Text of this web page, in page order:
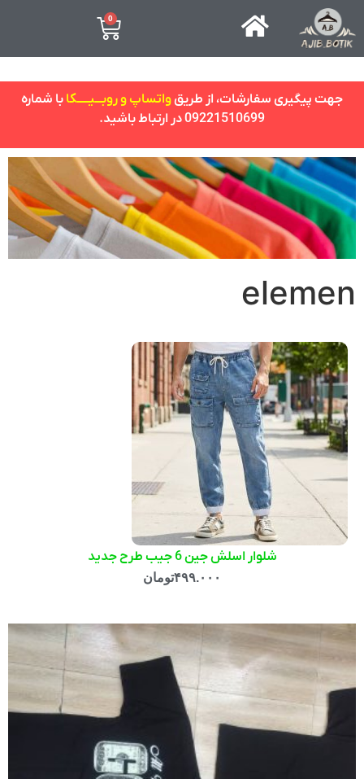
0
جهت پیگیری سفارشات، از طریقواتساپ و روبـــیـــــکا با شماره
09221510699 در ارتباط باشید.
elemen
شلوار اسلش جین 6 جیب طرح جدید
۴۹۹.۰۰۰تومان